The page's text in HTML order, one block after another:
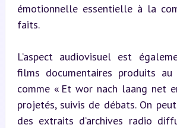
émotionnelle essentielle à la
faits.
L’aspect audiovisuel est
films documentaires produits
comme « Et wor nach laang net
projetés, suivis de débats. On
des extraits d’archives radio